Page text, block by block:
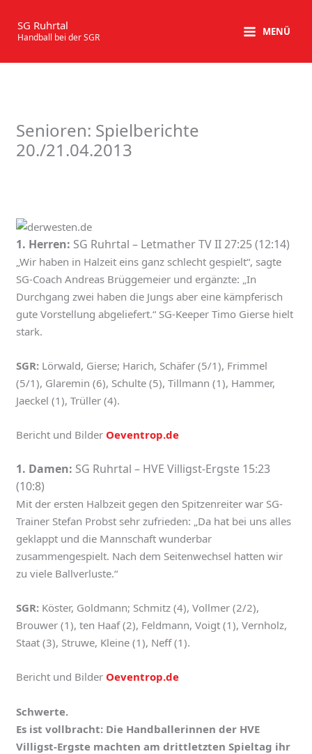
Inhalt
springen
SG Ruhrtal
Handball bei der SGR MENÜ
Senioren: Spielberichte
20./21.04.2013
1. Herren: SG Ruhrtal – Letmather TV II 27:25 (12:14)
„Wir haben in Halzeit eins ganz schlecht gespielt“, sagte
SG-Coach Andreas Brüggemeier und ergänzte: „In
Durchgang zwei haben die Jungs aber eine kämpferisch
gute Vorstellung abgeliefert.“ SG-Keeper Timo Gierse hielt
stark.
SGR: Lörwald, Gierse; Harich, Schäfer (5/1), Frimmel
(5/1), Glaremin (6), Schulte (5), Tillmann (1), Hammer,
Jaeckel (1), Trüller (4).
Bericht und Bilder Oeventrop.de
1. Damen: SG Ruhrtal – HVE Villigst-Ergste 15:23
(10:8)
Mit der ersten Halbzeit gegen den Spitzenreiter war SG-
Trainer Stefan Probst sehr zufrieden: „Da hat bei uns alles
geklappt und die Mannschaft wunderbar
zusammengespielt. Nach dem Seitenwechsel hatten wir
zu viele Ballverluste.“
SGR: Köster, Goldmann; Schmitz (4), Vollmer (2/2),
Brouwer (1), ten Haaf (2), Feldmann, Voigt (1), Vernholz,
Staat (3), Struwe, Kleine (1), Neff (1).
Bericht und Bilder Oeventrop.de
Schwerte.
Es ist vollbracht: Die Handballerinnen der HVE
Villigst-Ergste machten am drittletzten Spieltag ihr